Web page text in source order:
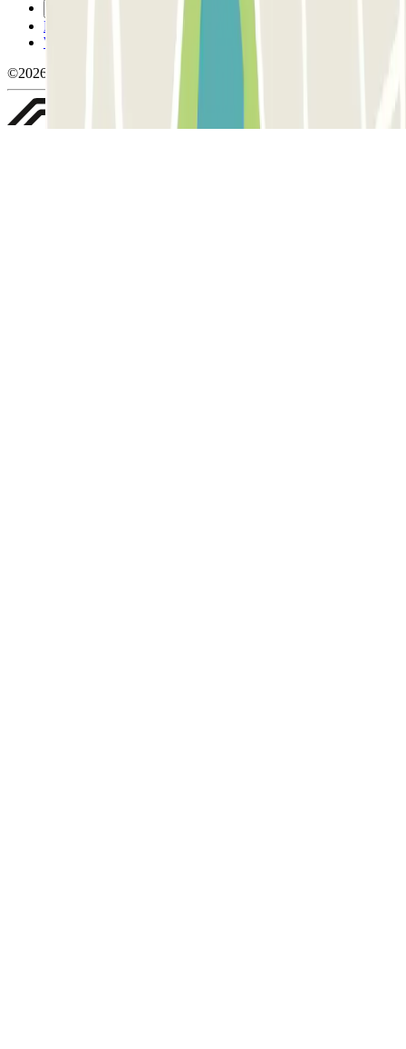
Politica sulla privacy
Whistleblowing
©2026 Parclick. Tutti i diritti riservati